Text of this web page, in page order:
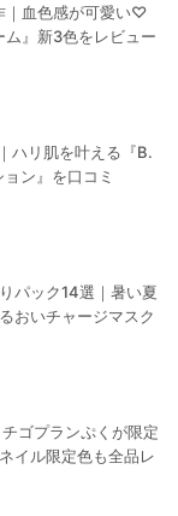
｜血色感が可愛い♡
ム』新3色をレビュー
ハリ肌を叶える『B.
ン』を口コミ
パック14選｜暑い夏
おいチャージマスク
ゴプランぷくが限定
イル限定色も全品レ